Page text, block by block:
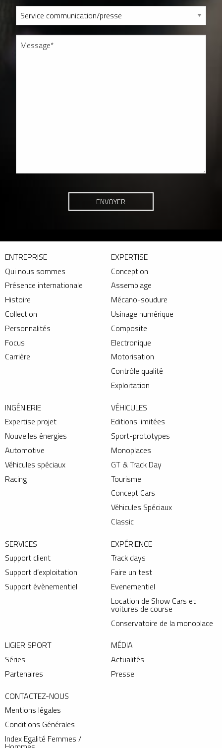
ENTREPRISE
Qui nous sommes
Présence internationale
Histoire
Collection
Personnalités
Focus
Carrière
EXPERTISE
Conception
Assemblage
Mécano-soudure
Usinage numérique
Composite
Electronique
Motorisation
Contrôle qualité
Exploitation
INGÉNIERIE
Expertise projet
Nouvelles énergies
Automotive
Véhicules spéciaux
Racing
VÉHICULES
Editions limitées
Sport-prototypes
Monoplaces
GT & Track Day
Tourisme
Concept Cars
Véhicules Spéciaux
Classic
SERVICES
Support client
Support d’exploitation
Support évènementiel
EXPÉRIENCE
Track days
Faire un test
Evenementiel
Location de Show Cars et
voitures de course
Conservatoire de la monoplace
LIGIER SPORT
Séries
Partenaires
MÉDIA
Actualités
Presse
CONTACTEZ-NOUS
Mentions légales
Conditions Générales
Index Egalité Femmes /